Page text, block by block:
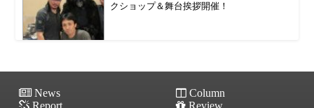
クショップ＆舞台挨拶開催！
News
Column
Report
Review